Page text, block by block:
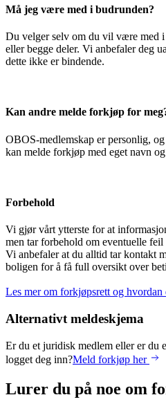
Må jeg være med i budrunden?
Du velger selv om du vil være med
eller begge deler. Vi anbefaler deg
dette ikke er bindende.
Kan andre melde forkjøp for
OBOS-medlemskap er personlig,
kan melde forkjøp med eget navn
Forbehold
Vi gjør vårt ytterste for at
men tar forbehold om eventuelle feil
Vi anbefaler at du alltid tar kontakt
boligen for å få full oversikt over
Les mer om forkjøpsrett og hvordan
Alternativt meldeskjema
Er du et juridisk medlem eller er du
logget deg inn?Meld forkjøp her
Lurer du på noe om